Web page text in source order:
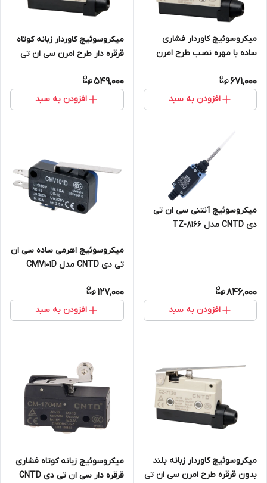
میکروسوئیچ کاوردار فشاری
ساده با مهره نصب طرح امرن
7310
671,000
افزودن به سبد
میکروسوئیچ کاوردار زبانه کوتاه
قرقره دار طرح امرن سی ان تی
549,000
افزودن به سبد
میکروسوئیچ آنتنی سی ان تی
دی CNTD مدل TZ-8166
846,000
افزودن به سبد
میکروسوئیچ اهرمی ساده سی ان
تی دی CNTD مدل CMV101D
127,000
افزودن به سبد
میکروسوئیچ کاوردار زبانه بلند
بدون قرقره طرح امرن سی ان تی
میکروسوئیچ زبانه کوتاه فشاری
قرقره دار سی ان تی دی CNTD